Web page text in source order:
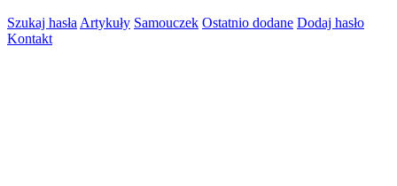
Szukaj hasła Artykuły Samouczek Ostatnio dodane Dodaj hasło
Kontakt